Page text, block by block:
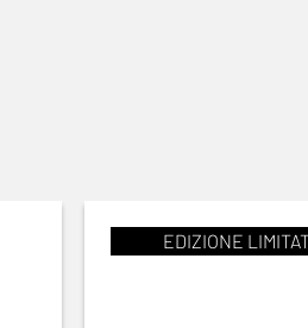
EDIZIONE